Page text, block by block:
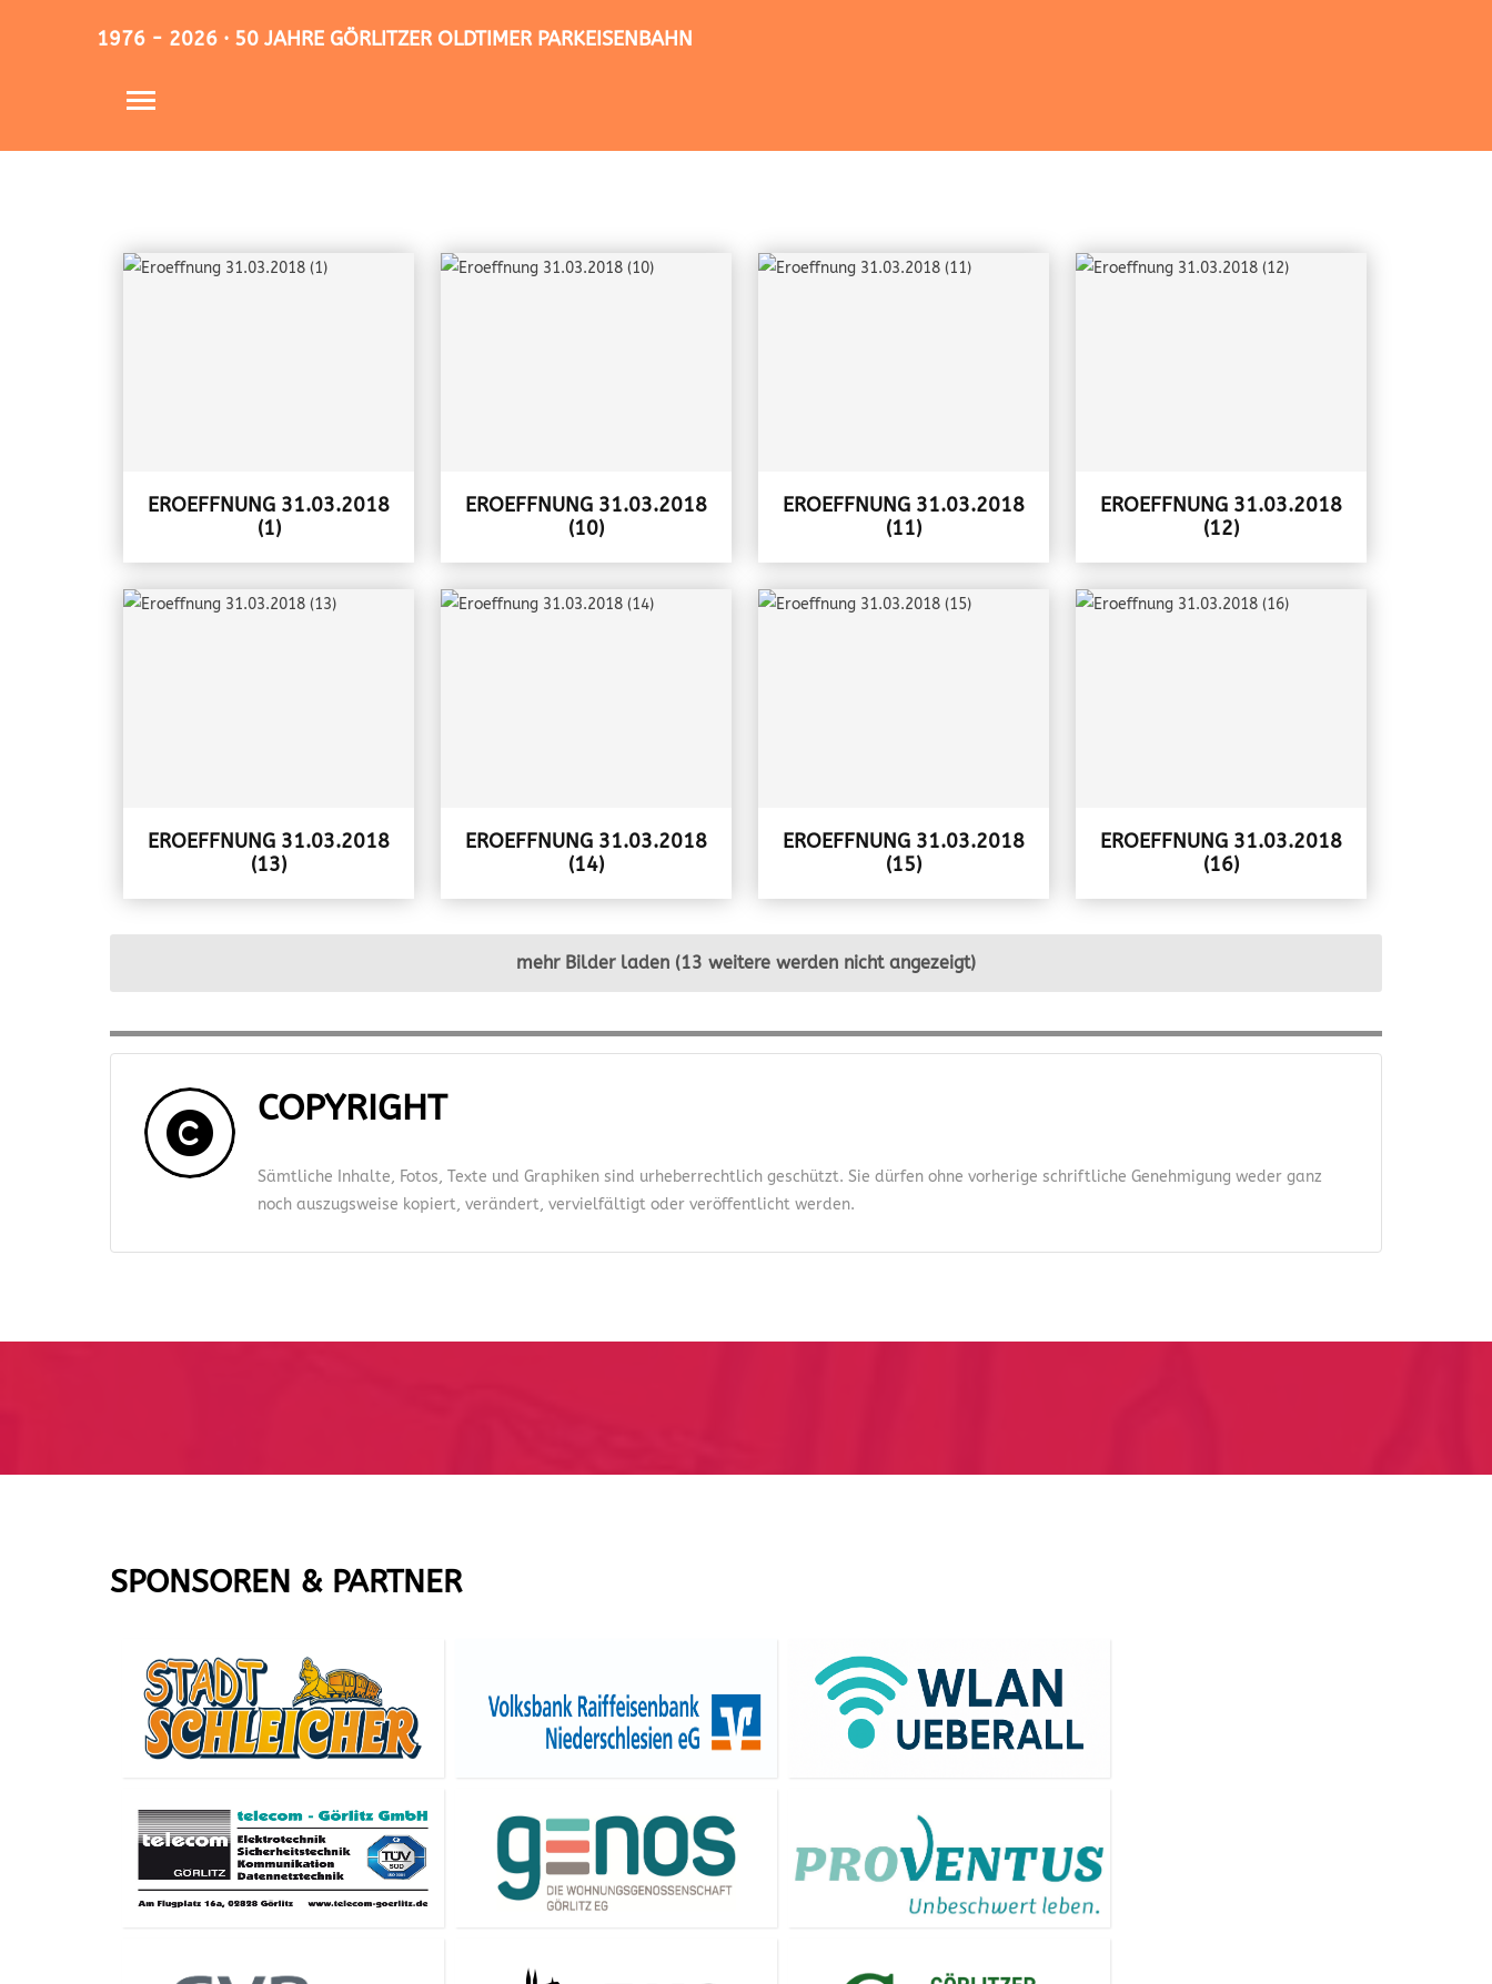
1976 - 2026 · 50 JAHRE GÖRLITZER OLDTIMER PARKEISENBAHN
EROEFFNUNG 31.03.2018
(1)
EROEFFNUNG 31.03.2018
(10)
EROEFFNUNG 31.03.2018
(11)
EROEFFNUNG 31.03.2018
(12)
EROEFFNUNG 31.03.2018
(13)
EROEFFNUNG 31.03.2018
(14)
EROEFFNUNG 31.03.2018
(15)
EROEFFNUNG 31.03.2018
(16)
mehr Bilder laden (13 weitere werden nicht angezeigt)
COPYRIGHT
Sämtliche Inhalte, Fotos, Texte und Graphiken sind urheberrechtlich geschützt. Sie dürfen ohne vorherige schriftliche Genehmigung weder ganz
noch auszugsweise kopiert, verändert, vervielfältigt oder veröffentlicht werden.
SPONSOREN & PARTNER